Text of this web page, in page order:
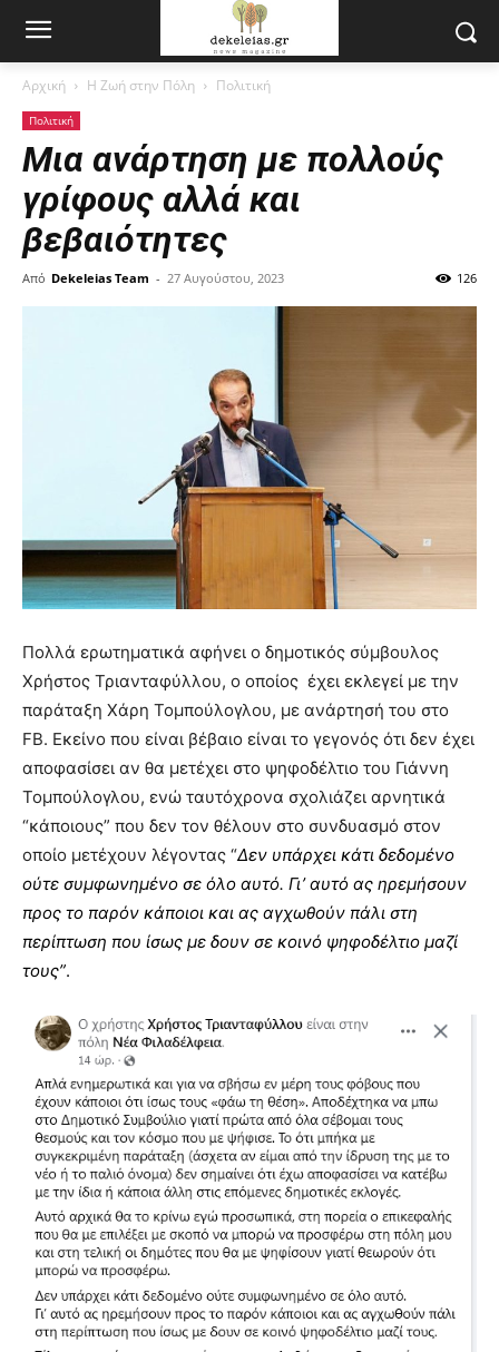
Αρχική Η Ζωή στην Πόλη Πολιτική
Πολιτική
Μια ανάρτηση με πολλούς
γρίφους αλλά και
βεβαιότητες
Από Dekeleias Team - 27 Αυγούστου, 2023 126
Πολλά ερωτηματικά αφήνει ο δημοτικός σύμβουλος
Χρήστος Τριανταφύλλου, ο οποίος έχει εκλεγεί με την
παράταξη Χάρη Τομπούλογλου, με ανάρτησή του στο
FB. Εκείνο που είναι βέβαιο είναι το γεγονός ότι δεν έχει
αποφασίσει αν θα μετέχει στο ψηφοδέλτιο του Γιάννη
Τομπούλογλου, ενώ ταυτόχρονα σχολιάζει αρνητικά
“κάποιους” που δεν τον θέλουν στο συνδυασμό στον
οποίο μετέχουν λέγοντας “Δεν υπάρχει κάτι δεδομένο
ούτε συμφωνημένο σε όλο αυτό. Γι’ αυτό ας ηρεμήσουν
προς το παρόν κάποιοι και ας αγχωθούν πάλι στη
περίπτωση που ίσως με δουν σε κοινό ψηφοδέλτιο μαζί
τους”.